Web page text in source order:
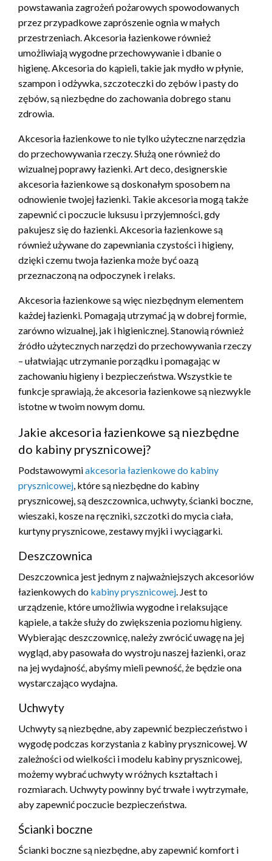
powstawania zagrożeń pożarowych spowodowanych
przez przypadkowe zaprószenie ognia w małych
przestrzeniach. Akcesoria łazienkowe również
umożliwiają wygodne przechowywanie i dbanie o
higienę. Akcesoria do kąpieli, takie jak mydło w płynie,
szampon i odżywka, szczoteczki do zębów i pasty do
zębów, są niezbędne do zachowania dobrego stanu
zdrowia.
Akcesoria łazienkowe to nie tylko użyteczne narzędzia
do przechowywania rzeczy. Służą one również do
wizualnej poprawy łazienki. Art deco, designerskie
akcesoria łazienkowe są doskonałym sposobem na
odnowienie twojej łazienki. Takie akcesoria mogą także
zapewnić ci poczucie luksusu i przyjemności, gdy
pakujesz się do łazienki. Akcesoria łazienkowe są
również używane do zapewniania czystości i higieny,
dzięki czemu twoja łazienka może być oazą
przeznaczoną na odpoczynek i relaks.
Akcesoria łazienkowe są więc niezbędnym elementem
każdej łazienki. Pomagają utrzymać ją w dobrej formie,
zarówno wizualnej, jak i higienicznej. Stanowią również
źródło użytecznych narzędzi do przechowywania rzeczy
– ułatwiając utrzymanie porządku i pomagając w
zachowaniu higieny i bezpieczeństwa. Wszystkie te
funkcje sprawiają, że akcesoria łazienkowe są niezwykle
istotne w twoim nowym domu.
Jakie akcesoria łazienkowe są niezbędne
do kabiny prysznicowej?
Podstawowymiakcesoria łazienkowe do kabiny
prysznicowej , które są niezbędne do kabiny
prysznicowej, są deszczownica, uchwyty, ścianki boczne,
wieszaki, kosze na ręczniki, szczotki do mycia ciała,
kurtyny prysznicowe, zestawy myjki i wyciągarki.
Deszczownica
Deszczownica jest jednym z najważniejszych akcesoriów
łazienkowych do kabiny prysznicowej . Jest to
urządzenie, które umożliwia wygodne i relaksujące
kąpiele, a także służy do zwiększenia poziomu higieny.
Wybierając deszczownicę, należy zwrócić uwagę na jej
wygląd, aby pasowała do wystroju naszej łazienki, oraz
na jej wydajność, abyśmy mieli pewność, że będzie ona
wystarczająco wydajna.
Uchwyty
Uchwyty są niezbędne, aby zapewnić bezpieczeństwo i
wygodę podczas korzystania z kabiny prysznicowej. W
zależności od wielkości i modelu kabiny prysznicowej,
możemy wybrać uchwyty w różnych kształtach i
rozmiarach. Uchwyty powinny być trwałe i wytrzymałe,
aby zapewnić poczucie bezpieczeństwa.
Ścianki boczne
Ścianki boczne są niezbędne, aby zapewnić komfort i